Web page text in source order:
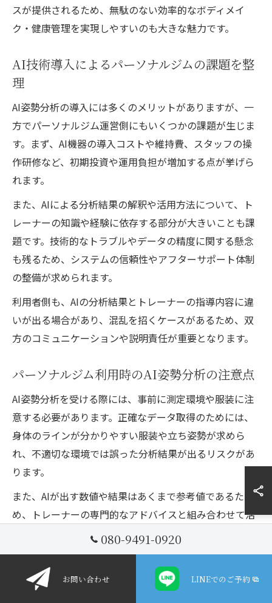
スが提供されるため、無駄のない効率的なボディメイ
ク・健康管理を実現しやすいのも大きな魅力です。
AI技術導入によるパーソナルジムの課題を整
理
AI姿勢分析の導入には多くのメリットがありますが、一
方でパーソナルジム運営側にもいくつかの課題が生じま
す。まず、AI機器の導入コストや維持費、スタッフの操
作研修など、初期投資や運用負担が増加する点が挙げら
れます。
また、AIによる分析結果の解釈や活用方法について、ト
レーナーの知識や経験に依存する部分が大きいことも課
題です。技術的なトラブルやデータの精度に関する懸念
も残るため、システムの信頼性やアフターサポート体制
の整備が求められます。
利用者側も、AIの分析結果とトレーナーの指導内容に違
いが出る場合があり、混乱を招くケースがあるため、双
方のコミュニケーションや説明責任が重要となります。
パーソナルジム利用時のAI姿勢分析の注意点
AI姿勢分析を受ける際には、事前に測定環境や服装に注
意する必要があります。正確なデータ取得のためには、
身体のラインが分かりやすい服装や立ち姿勢が求めら
れ、不適切な環境では誤った分析結果が出るリスクがあ
ります。
また、AIが出す数値や結果はあくまで参考値であるた
め、トレーナーの専門的なアドバイスと組み合わせて活
用することが重要です。AI分析結果だけに頼りすぎる
と、個々の体調や目標に合わないトレーニングを選択し
てしまう可能性もあります。
特に初めてパーソナルジムを利用する方や、健康上の不
080-9491-0920
お問い合わせ LINEでのご予約